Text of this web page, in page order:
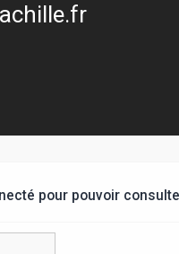
pour pouvoir